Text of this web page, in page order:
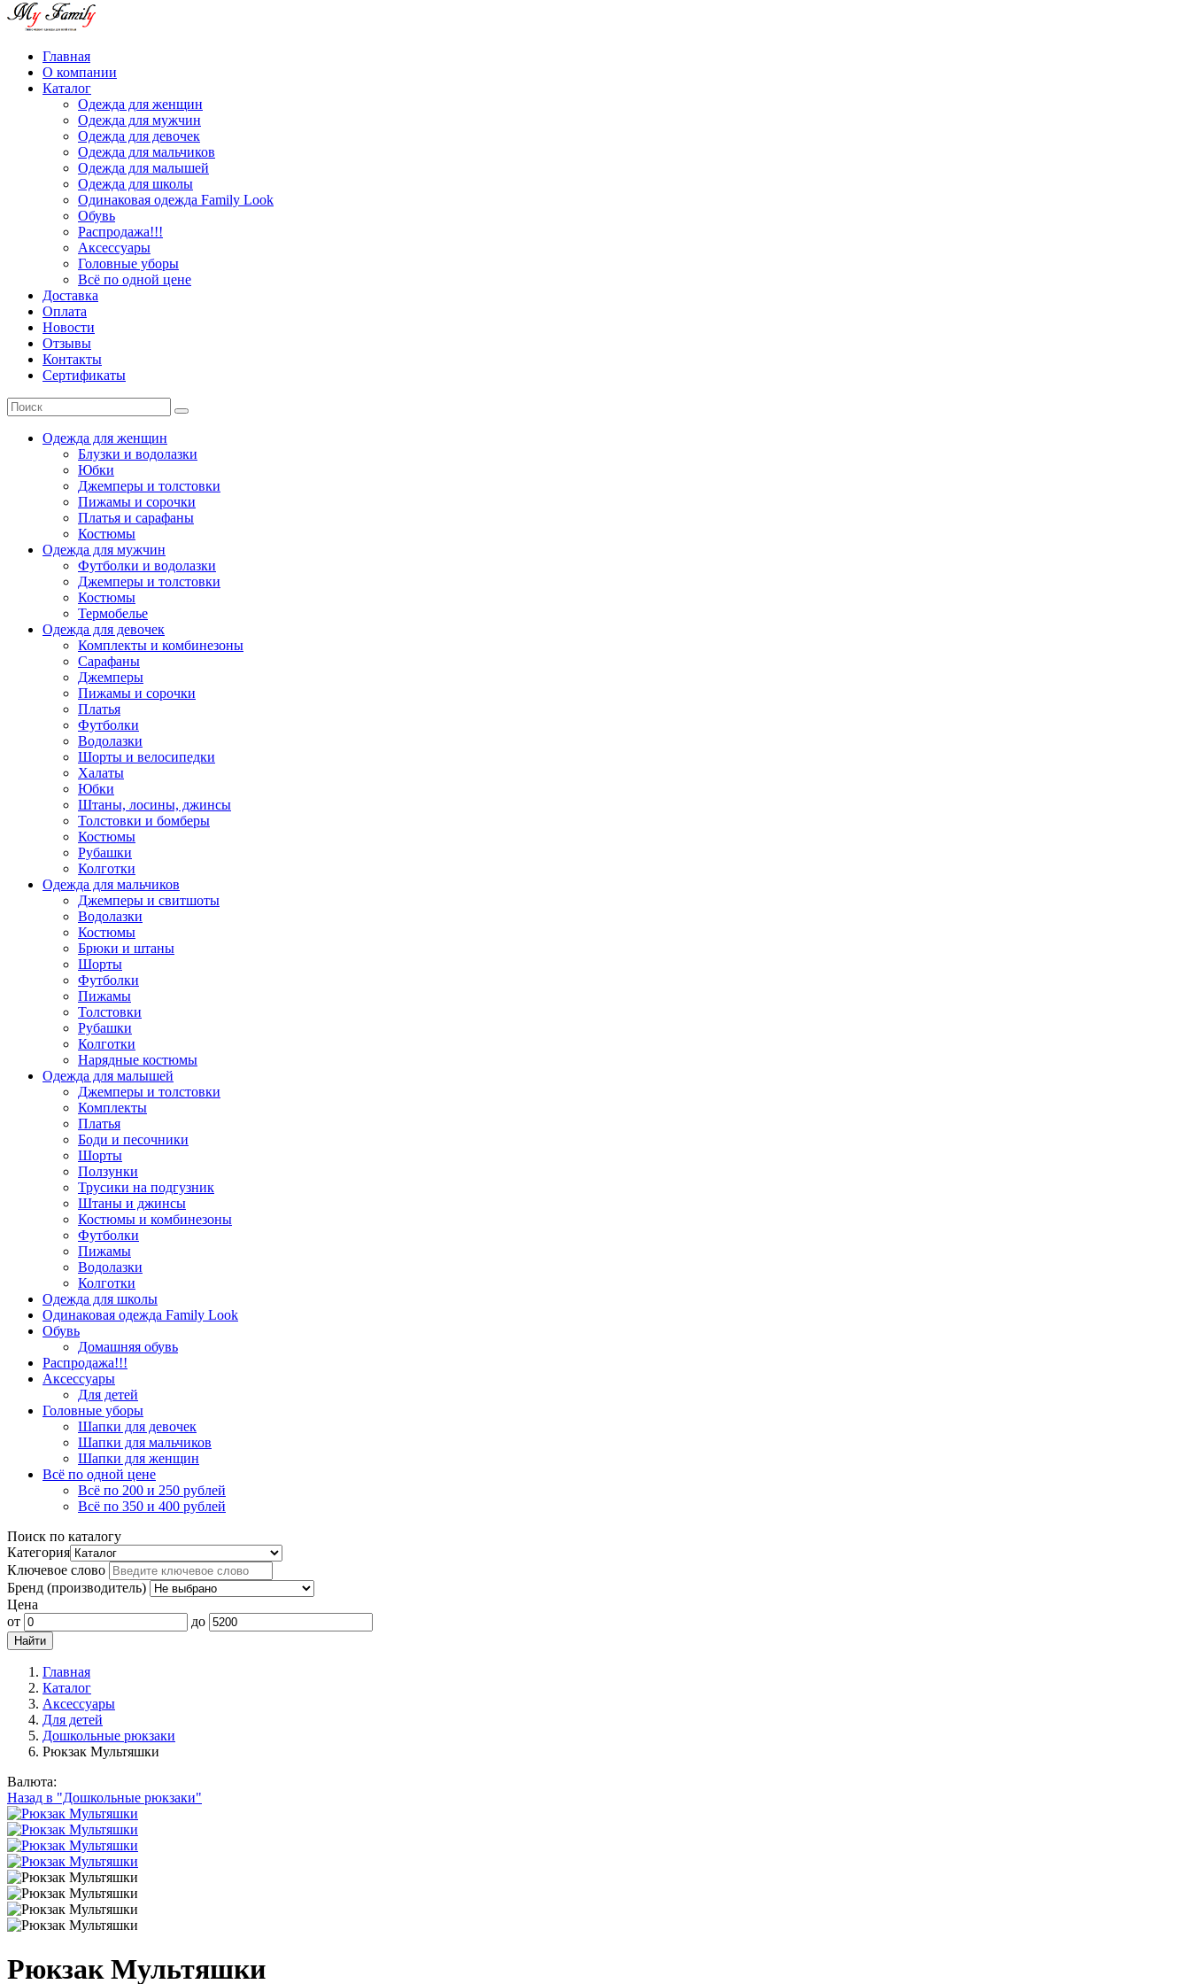
Главная
О компании
Каталог
Одежда для женщин
Одежда для мужчин
Одежда для девочек
Одежда для мальчиков
Одежда для малышей
Одежда для школы
Одинаковая одежда Family Look
Обувь
Распродажа!!!
Аксессуары
Головные уборы
Всё по одной цене
Доставка
Оплата
Новости
Отзывы
Контакты
Сертификаты
Одежда для женщин
Блузки и водолазки
Юбки
Джемперы и толстовки
Пижамы и сорочки
Платья и сарафаны
Костюмы
Одежда для мужчин
Футболки и водолазки
Джемперы и толстовки
Костюмы
Термобелье
Одежда для девочек
Комплекты и комбинезоны
Сарафаны
Джемперы
Пижамы и сорочки
Платья
Футболки
Водолазки
Шорты и велосипедки
Халаты
Юбки
Штаны, лосины, джинсы
Толстовки и бомберы
Костюмы
Рубашки
Колготки
Одежда для мальчиков
Джемперы и свитшоты
Водолазки
Костюмы
Брюки и штаны
Шорты
Футболки
Пижамы
Толстовки
Рубашки
Колготки
Нарядные костюмы
Одежда для малышей
Джемперы и толстовки
Комплекты
Платья
Боди и песочники
Шорты
Ползунки
Трусики на подгузник
Штаны и джинсы
Костюмы и комбинезоны
Футболки
Пижамы
Водолазки
Колготки
Одежда для школы
Одинаковая одежда Family Look
Обувь
Домашняя обувь
Распродажа!!!
Аксессуары
Для детей
Головные уборы
Шапки для девочек
Шапки для мальчиков
Шапки для женщин
Всё по одной цене
Всё по 200 и 250 рублей
Всё по 350 и 400 рублей
Поиск по каталогу
Категория
Ключевое слово
Бренд (производитель)
Цена
от
до
Главная
Каталог
Аксессуары
Для детей
Дошкольные рюкзаки
Рюкзак Мультяшки
Валюта:
Назад в "Дошкольные рюкзаки"
Рюкзак Мультяшки